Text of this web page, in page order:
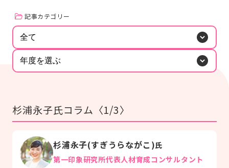
個人情報保護方針
杉浦永子氏コラム〈1/3〉
杉浦永子(すぎうらながこ)氏
第一印象研究所代表人材育成コンサルタント
記事カテゴリー
全て
年度を選ぶ